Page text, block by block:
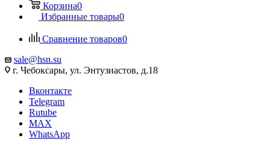
Корзина0
Избранные товары0
Сравнение товаров0
sale@hsn.su
г. Чебоксары, ул. Энтузиастов, д.18
Вконтакте
Telegram
Rutube
MAX
WhatsApp